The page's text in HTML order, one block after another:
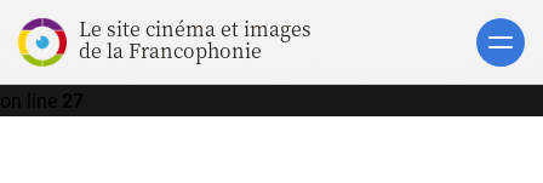
Notice : Undefined offset: 1 in
/srv/data/web/vhosts/www.imagesfrancophones.org/
on line 27
Le site cinéma et images
de la Francophonie Accueil
Actualités